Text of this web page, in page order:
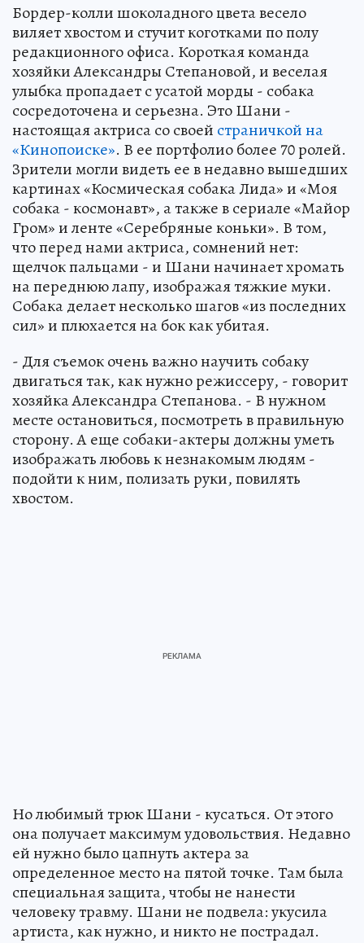
Бордер-колли шоколадного цвета весело
виляет хвостом и стучит коготками по полу
редакционного офиса. Короткая команда
хозяйки Александры Степановой, и веселая
улыбка пропадает с усатой морды - собака
сосредоточена и серьезна. Это Шани -
настоящая актриса со своей страничкой на
«Кинопоиске». В ее портфолио более 70 ролей.
Зрители могли видеть ее в недавно вышедших
картинах «Космическая собака Лида» и «Моя
собака - космонавт», а также в сериале «Майор
Гром» и ленте «Серебряные коньки». В том,
что перед нами актриса, сомнений нет:
щелчок пальцами - и Шани начинает хромать
на переднюю лапу, изображая тяжкие муки.
Собака делает несколько шагов «из последних
сил» и плюхается на бок как убитая.
- Для съемок очень важно научить собаку
двигаться так, как нужно режиссеру, - говорит
хозяйка Александра Степанова. - В нужном
месте остановиться, посмотреть в правильную
сторону. А еще собаки-актеры должны уметь
изображать любовь к незнакомым людям -
подойти к ним, полизать руки, повилять
хвостом.
Но любимый трюк Шани - кусаться. От этого
она получает максимум удовольствия. Недавно
ей нужно было цапнуть актера за
определенное место на пятой точке. Там была
специальная защита, чтобы не нанести
человеку травму. Шани не подвела: укусила
артиста, как нужно, и никто не пострадал.